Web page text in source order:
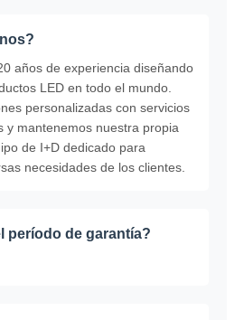
años de experiencia diseñando
LED en todo el mundo.
personalizadas con servicios
y mantenemos nuestra propia
de I+D dedicado para
necesidades de los clientes.
período de garantía?